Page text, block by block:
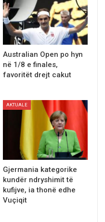
Australian Open po hyn
në 1/8 e finales,
favoritët drejt cakut
AKTUALE
Gjermania kategorike
kundër ndryshimit të
kufijve, ia thonë edhe
Vuçiqit